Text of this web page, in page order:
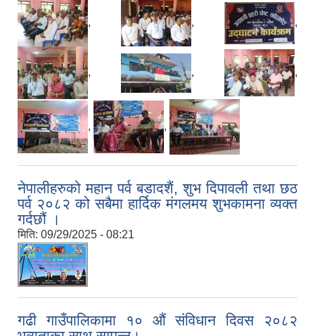
, , ,
, , ,
, ,
नेपालीहरुको महान पर्व बडादशैं, शुभ दिपावली तथा छठ
पर्व २०८२ को सबैमा हार्दिक मंगलमय शुभकामना व्यक्त
गर्दछौं ।
मिति: 09/29/2025 - 08:21
गढी गाउँपालिकामा १० औं संविधान दिवस २०८२